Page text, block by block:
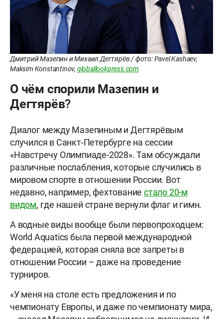
Дмитрий Мазепин и Михаил Дегтярёв / фото: Pavel Kashaev,
Maksim Konstantinov, globallookpress.com
О чём спорили Мазепин и
Дегтярёв?
Диалог между Мазепиным и Дегтярёвым
случился в Санкт-Петербурге на сессии
«Навстречу Олимпиаде-2028». Там обсуждали
различные послабления, которые случились в
мировом спорте в отношении России. Вот
недавно, например, фехтование стало 20-м
видом, где нашей стране вернули флаг и гимн.
А водные виды вообще были первопроходцем:
World Aquatics была первой международной
федерацией, которая сняла все запреты в
отношении России – даже на проведение
турниров.
«У меня на столе есть предложения и по
чемпионату Европы, и даже по чемпионату мира,